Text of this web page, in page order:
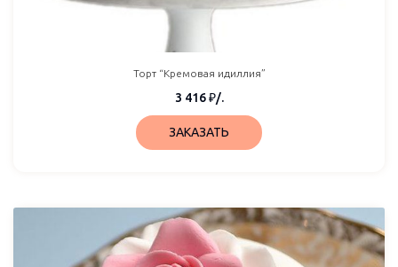
Торт “Кремовая идиллия”
3 416₽/.
ЗАКАЗАТЬ